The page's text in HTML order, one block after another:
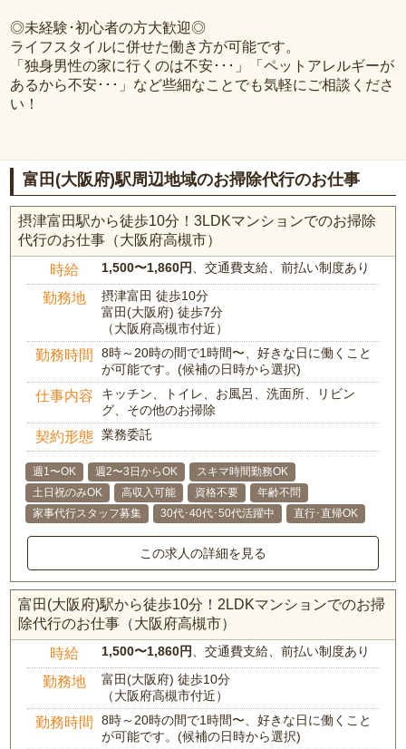
◎未経験･初心者の方大歓迎◎
ライフスタイルに併せた働き方が可能です。
「独身男性の家に行くのは不安･･･」「ペットアレルギーが
あるから不安･･･」など些細なことでも気軽にご相談くださ
い！
富田(大阪府)駅周辺地域のお掃除代行のお仕事
摂津富田駅から徒歩10分！3LDKマンションでのお掃除
代行のお仕事（大阪府高槻市）
時給 1,500〜1,860円、交通費支給、前払い制度あり
勤務地
摂津富田 徒歩10分
富田(大阪府) 徒歩7分
（大阪府高槻市付近）
勤務時間
8時～20時の間で1時間〜、好きな日に働くこと
が可能です。(候補の日時から選択)
仕事内容
キッチン、トイレ、お風呂、洗面所、リビン
グ、その他のお掃除
契約形態 業務委託
週1〜OK 週2〜3日からOK
スキマ時間勤務OK
土日祝のみOK
高収入可能 資格不要
年齢不問
家事代行スタッフ募集
30代･40代･50代活躍中 直行･直帰OK
この求人の詳細を見る
富田(大阪府)駅から徒歩10分！2LDKマンションでのお掃
除代行のお仕事（大阪府高槻市）
時給 1,500〜1,860円、交通費支給、前払い制度あり
勤務地
富田(大阪府) 徒歩10分
（大阪府高槻市付近）
勤務時間
8時～20時の間で1時間〜、好きな日に働くこと
が可能です。(候補の日時から選択)